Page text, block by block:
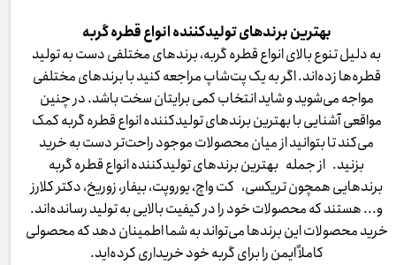
بهترین برندهای تولیدکننده انواع قطره گربه
به دلیل تنوع بالای انواع قطره گربه، برندهای مختلفی دست به تولید
قطره‌ها زده‌اند. اگر به یک پت‌شاپ مراجعه کنید با برندهای مختلفی
مواجه می‌شوید و شاید انتخاب کمی برایتان سخت باشد. در چنین
مواقعی آشنایی با بهترین برندهای تولیدکننده انواع قطره گربه کمک
می‌کند تا بتوانید از میان محصولات موجود راحت‌تر دست به خرید
بزنید. از جمله بهترین برندهای تولیدکننده انواع قطره گربه
برندهایی همچون تریکسی، کت واچ، یوروپت، بیفار، زوریخ، دکتر کلارز
و... هستند که محصولات خود را در کیفیت بالایی به تولید رسانده‌اند.
خرید محصولات این برندها می‌تواند به شما اطمینان دهد که محصولی
کاملاً ایمن را برای گربه خود خریداری کرده‌اید.